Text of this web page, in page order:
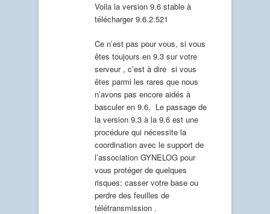
Voila la version 9.6 stable à
télécharger 9.6.2.521
Ce n’est pas pour vous, si vous
êtes toujours en 9.3 sur votre
serveur , c’est à dire si vous
êtes parmi les rares que nous
n’avons pas encore aidés à
basculer en 9.6. Le passage de
la version 9.3 à la 9.6 est une
procédure qui nécessite la
coordination avec le support de
l’association GYNELOG pour
vous protéger de quelques
risques: casser votre base ou
perdre des feuilles de
télétransmission .